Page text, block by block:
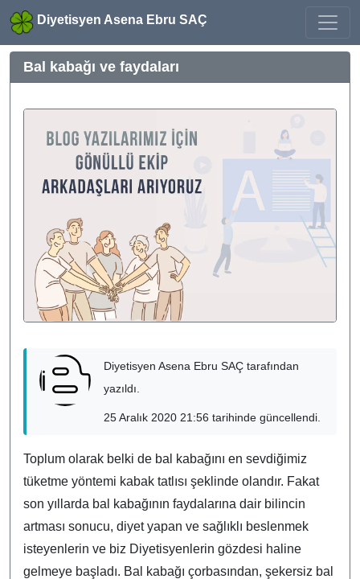
Diyetisyen Asena Ebru SAÇ
Bal kabağı ve faydaları
Diyetisyen Asena Ebru SAÇ tarafından
yazıldı.
25 Aralık 2020 21:56 tarihinde güncellendi.
Toplum olarak belki de bal kabağını en sevdiğimiz
tüketme yöntemi kabak tatlısı şeklinde olandır. Fakat
son yıllarda bal kabağının faydalarına dair bilincin
artması sonucu, diyet yapan ve sağlıklı beslenmek
isteyenlerin ve biz Diyetisyenlerin gözdesi haline
gelmeye başladı. Bal kabağı çorbasından, şekersiz bal